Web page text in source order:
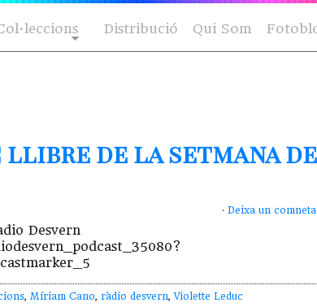
Distribució Qui Som
llibre de la setmana de
· Deixa un
Desvern
, Míriam Cano, ràdio desvern,Violette Leduc